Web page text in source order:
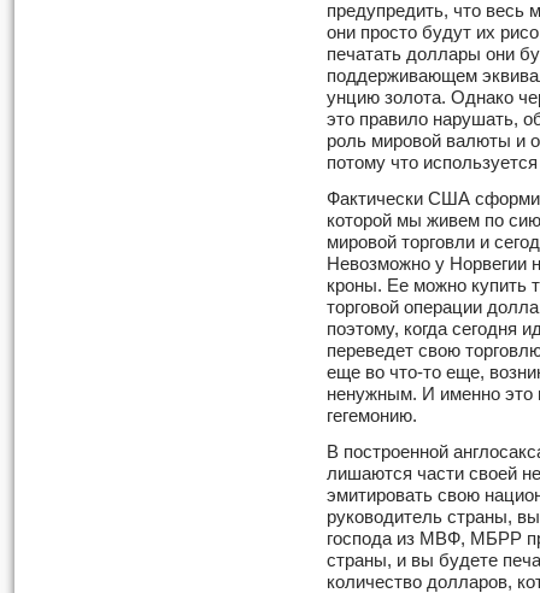
предупре­дить, что весь
они просто будут их
печатать доллары они
поддерживающем
унцию золота. Однако
это правило нарушать,
роль мировой валюты и
потому что
Фактически США
которой мы живем по
мировой торговли и
Невозможно у Норвегии
кроны. Ее можно купить
торговой операции
поэтому, когда сегодня
переведет свою
еще во что-то еще,
ненужным. И именно это
гегемонию.
В построенной
ли­шаются части своей
эмитировать свою
руководитель страны,
господа из МВФ, МБРР
страны, и вы будете
количество долларов,